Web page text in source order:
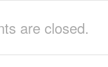
are closed.